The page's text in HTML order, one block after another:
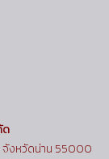
ด
จังหวัดน่าน 55000